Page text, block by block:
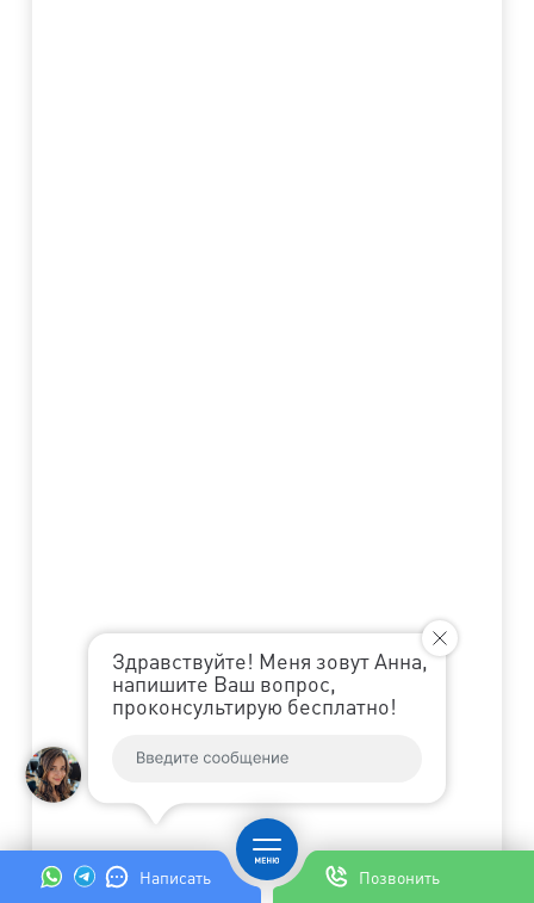
Написать Позвонить
Здравствуйте! Меня зовут Анна,
напишите Ваш вопрос,
проконсультирую бесплатно!